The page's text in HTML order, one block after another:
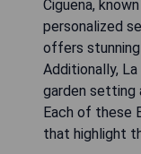
Ciguena,
personalized
offers
Additionally,
garden setting
Each of these
that highlight